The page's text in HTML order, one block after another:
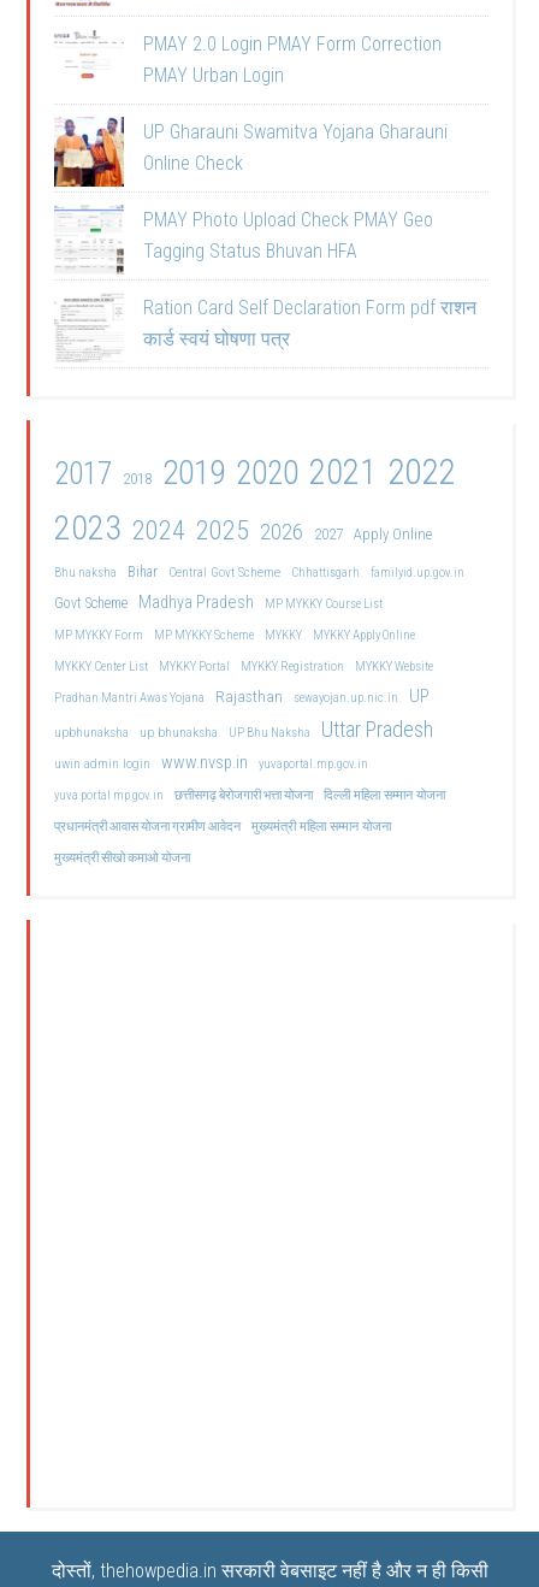
PMAY 2.0 Login PMAY Form Correction
PMAY Urban Login
UP Gharauni Swamitva Yojana Gharauni
Online Check
PMAY Photo Upload Check PMAY Geo
Tagging Status Bhuvan HFA
Ration Card Self Declaration Form pdf राशन
कार्ड स्वयं घोषणा पत्र
2017 2018 2019 2020 2021 2022
2023 2024 2025 2026 2027 Apply Online
Bhu naksha Bihar Central Govt Scheme Chhattisgarh familyid.up.gov.in
Govt Scheme Madhya Pradesh
MP MYKKY Course List
MP MYKKY Form
MP MYKKY Scheme MYKKY
MYKKY Apply Online
MYKKY Center List
MYKKY Portal MYKKY Registration
MYKKY Website
Pradhan Mantri Awas Yojana
Rajasthan sewayojan.up.nic.in UP
upbhunaksha up bhunaksha UP Bhu Naksha Uttar Pradesh
uwin admin login www.nvsp.in
yuvaportal.mp.gov.in
yuva portal mp gov.in
छत्तीसगढ़ बेरोजगारी भत्ता योजना दिल्ली महिला सम्मान योजना
प्रधानमंत्री आवास योजना ग्रामीण आवेदन मुख्यमंत्री महिला सम्मान योजना
मुख्यमंत्री सीखो कमाओ योजना
दोस्तों, thehowpedia.in सरकारी वेबसाइट नहीं है और न ही किसी